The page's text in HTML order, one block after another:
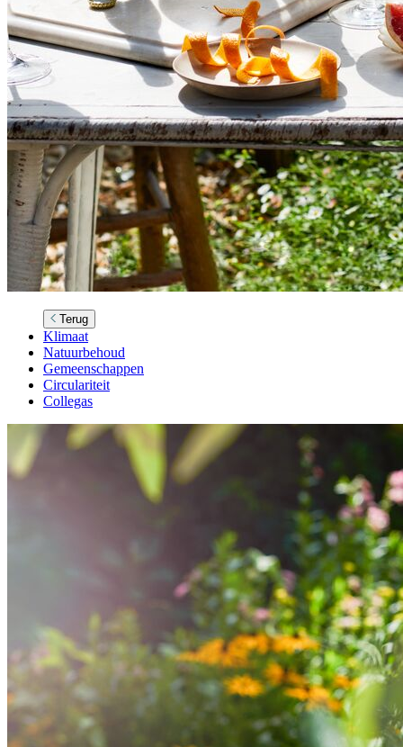
Terug
Klimaat
Natuurbehoud
Gemeenschappen
Circulariteit
Collegas